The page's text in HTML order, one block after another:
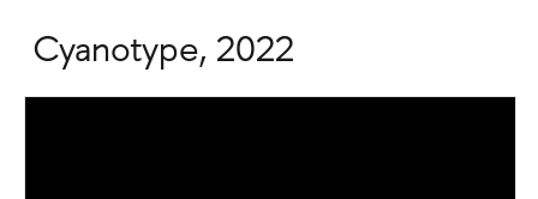
Cyanotype, 2022